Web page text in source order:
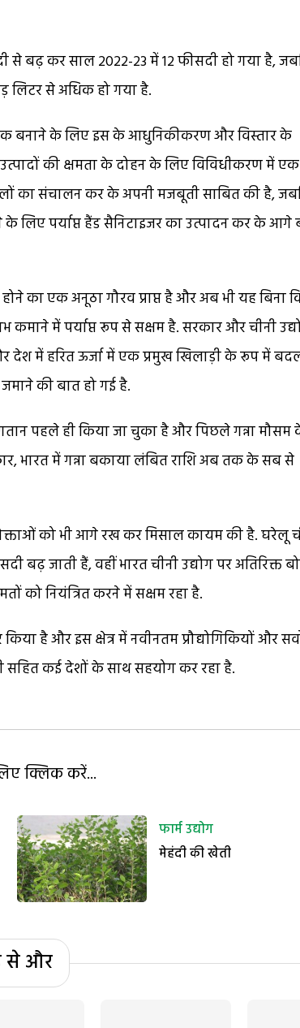
से बढ़ कर साल 2022-23 में 12 फीसदी हो गया है,
लिटर से अधिक हो गया है.
बनाने के लिए इस के आधुनिकीकरण और विस्तार के
की क्षमता के दोहन के लिए विविधीकरण में एक
का संचालन कर के अपनी मजबूती साबित की है,
लिए पर्याप्त हैंड सैनिटाइजर का उत्पादन कर के आगे
का एक अनूठा गौरव प्राप्त है और अब भी यह बिना
में पर्याप्त रूप से सक्षम है. सरकार और चीनी
देश में हरित ऊर्जा में एक प्रमुख खिलाड़ी के रूप में
की बात हो गई है.
पहले ही किया जा चुका है और पिछले गन्ना मौसम
भारत में गन्ना बकाया लंबित राशि अब तक के सब से
को भी आगे रख कर मिसाल कायम की है. घरेलू
बढ़ जाती हैं, वहीं भारत चीनी उद्योग पर अतिरिक्त
को नियंत्रित करने में सक्षम रहा है.
है और इस क्षेत्र में नवीनतम प्रौद्योगिकियों और
सहित कई देशों के साथ सहयोग कर रहा है.
क्लिक करें...
फार्म उद्योग
मेहंदी की खेती
से और